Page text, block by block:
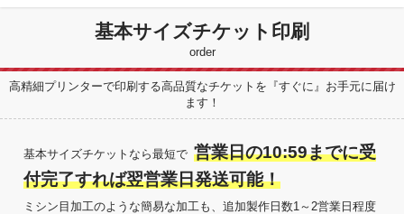
基本サイズチケット印刷
order
高精細プリンターで印刷する高品質なチケットを『すぐに』お手元に届け
ます！
基本サイズチケットなら最短で 営業日の10:59までに受
付完了すれば翌営業日発送可能！
ミシン目加工のような簡易な加工も、追加製作日数1～2営業日程度